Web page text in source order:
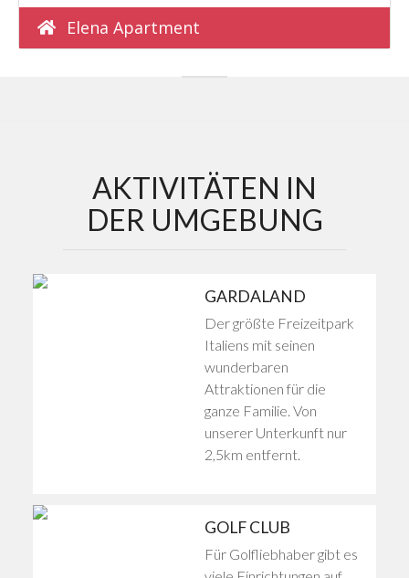
Elena Apartment
AKTIVITÄTEN IN
DER UMGEBUNG
GARDALAND
Der größte Freizeitpark
Italiens mit seinen
wunderbaren
Attraktionen für die
ganze Familie. Von
unserer Unterkunft nur
2,5km entfernt.
GOLF CLUB
Für Golfliebhaber gibt es